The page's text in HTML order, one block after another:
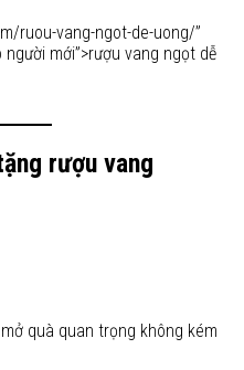
ruou-vang-ngot-de-uong/”
mới”>rượu vang ngọt dễ
rượu vang
quà quan trọng không kém